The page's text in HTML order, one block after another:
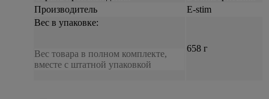
Производитель
E-stim
Вес в упаковке:
Вес товара в полном комплекте,
вместе с штатной упаковкой
658 г